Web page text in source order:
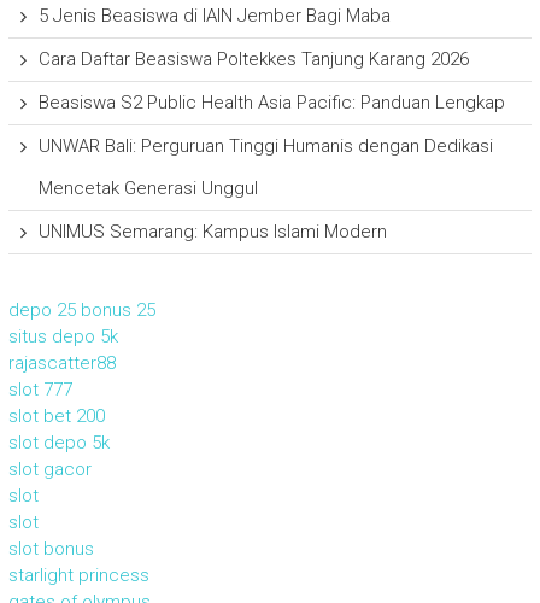
5 Jenis Beasiswa di IAIN Jember Bagi Maba
Cara Daftar Beasiswa Poltekkes Tanjung Karang 2026
Beasiswa S2 Public Health Asia Pacific: Panduan Lengkap
UNWAR Bali: Perguruan Tinggi Humanis dengan Dedikasi
Mencetak Generasi Unggul
UNIMUS Semarang: Kampus Islami Modern
depo 25 bonus 25
situs depo 5k
rajascatter88
slot 777
slot bet 200
slot depo 5k
slot gacor
slot
slot
slot bonus
starlight princess